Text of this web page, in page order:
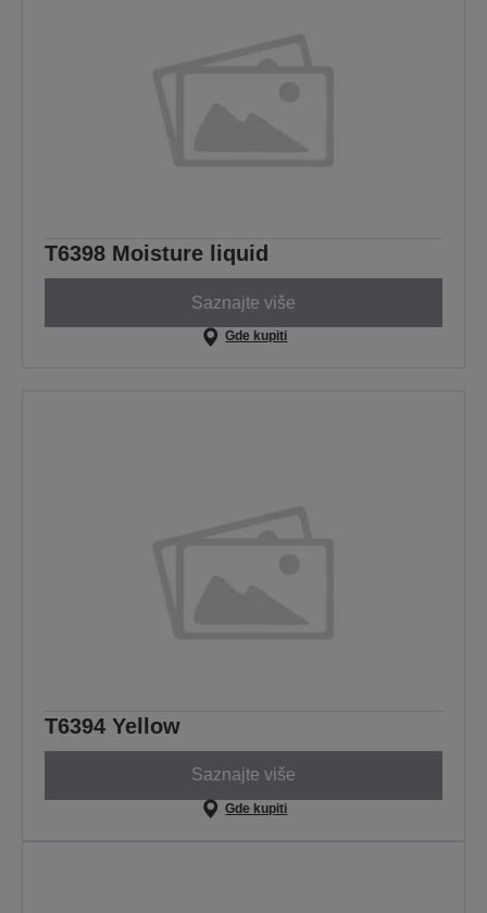
T6398 Moisture liquid
Saznajte više
Gde kupiti
T6394 Yellow
Saznajte više
Gde kupiti